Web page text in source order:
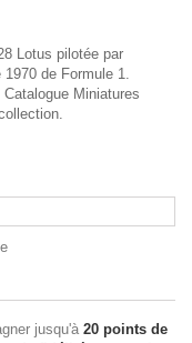
Lotus pilotée par
de Formule 1.
Miniatures
jusqu'à 20 points de